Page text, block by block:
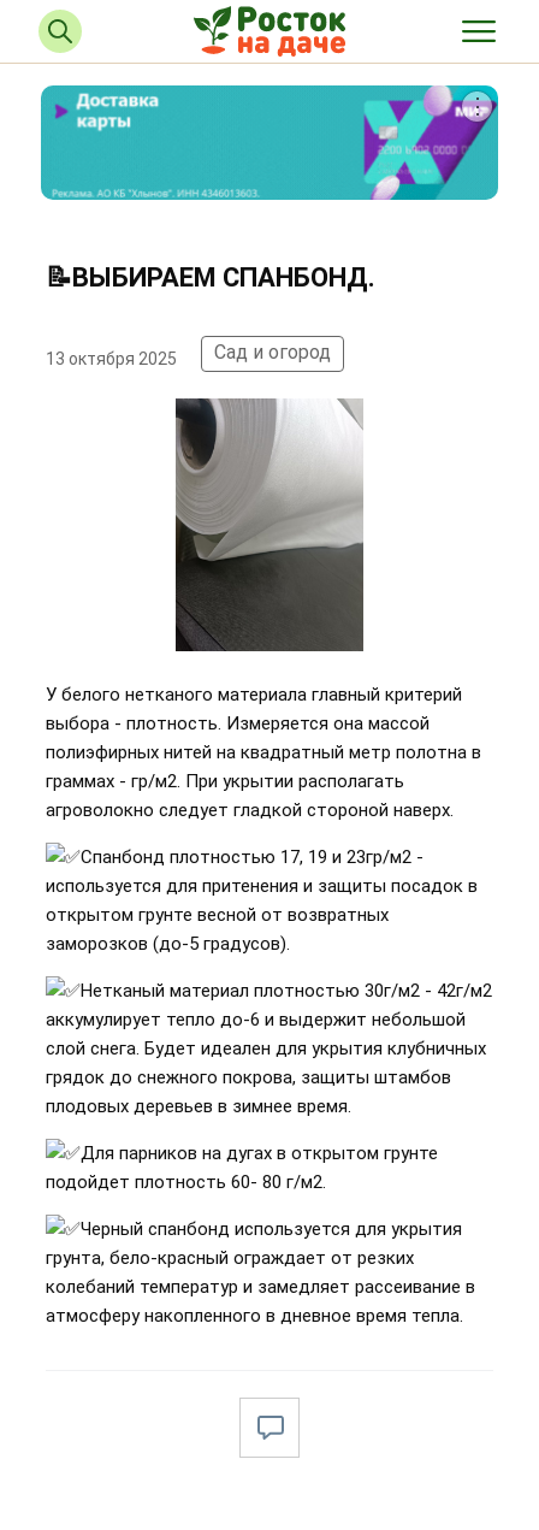
📝ВЫБИРАЕМ СПАНБОНД.
13 октября 2025 Сад и огород
У белого нетканого материала главный критерий
выбора - плотность. Измеряется она массой
полиэфирных нитей на квадратный метр полотна в
граммах - гр/м2. При укрытии располагать
агроволокно следует гладкой стороной наверх.
Спанбонд плотностью 17, 19 и 23гр/м2 -
используется для притенения и защиты посадок в
открытом грунте весной от возвратных
заморозков (до-5 градусов).
Нетканый материал плотностью 30г/м2 - 42г/м2
аккумулирует тепло до-6 и выдержит небольшой
слой снега. Будет идеален для укрытия клубничных
грядок до снежного покрова, защиты штамбов
плодовых деревьев в зимнее время.
Для парников на дугах в открытом грунте
подойдет плотность 60- 80 г/м2.
Черный спанбонд используется для укрытия
грунта, бело-красный ограждает от резких
колебаний температур и замедляет рассеивание в
атмосферу накопленного в дневное время тепла.